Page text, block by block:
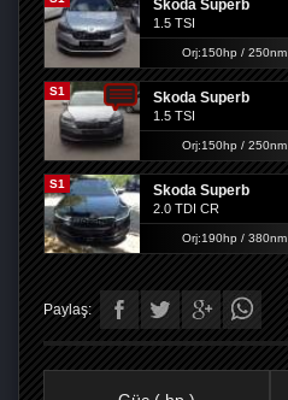
Skoda Superb
1.5 TSI
Orj:150hp / 250nm
S1 Skoda Superb
1.5 TSI
Orj:150hp / 250nm
S1 Skoda Superb
2.0 TDI CR
Orj:190hp / 380nm
Paylaş: